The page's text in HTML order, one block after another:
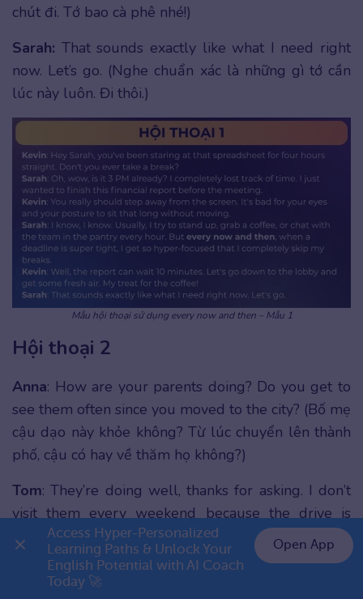
chút đi. Tớ bao cà phê nhé!)
Sarah: That sounds exactly like what I need right
now. Let’s go. (Nghe chuẩn xác là những gì tớ cần
lúc này luôn. Đi thôi.)
Mẫu hội thoại sử dụng every now and then – Mẫu 1
Hội thoại 2
Anna: How are your parents doing? Do you get to
see them often since you moved to the city? (Bố mẹ
cậu dạo này khỏe không? Từ lúc chuyển lên thành
phố, cậu có hay về thăm họ không?)
Tom: They’re doing well, thanks for asking. I don’t
visit them every weekend because the drive is
quite long and tiring. (Bố mẹ tớ vẫn khỏe, cảm ơn
cậu đã hỏi thăm. Tớ không về thăm họ mỗi cuối
tuần đâu vì lái xe khá xa và mệt.)
👉 Premium 1 năm chỉ 799K
Access Hyper-Personalized
Learning Paths & Unlock Your
English Potential with AI Coach
Today 🚀
Open App